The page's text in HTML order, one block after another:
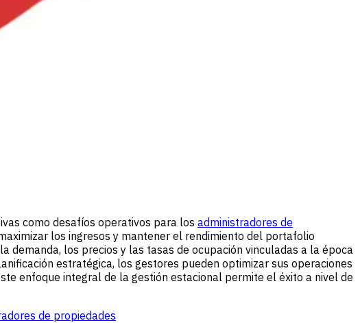
como desafíos operativos para los administradores de
los ingresos y mantener el rendimiento del portafolio
demanda, los precios y las tasas de ocupación vinculadas a la época
estratégica, los gestores pueden optimizar sus operaciones
enfoque integral de la gestión estacional permite el éxito a nivel de
de propiedades